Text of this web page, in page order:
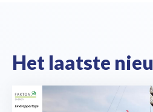
Het laatste